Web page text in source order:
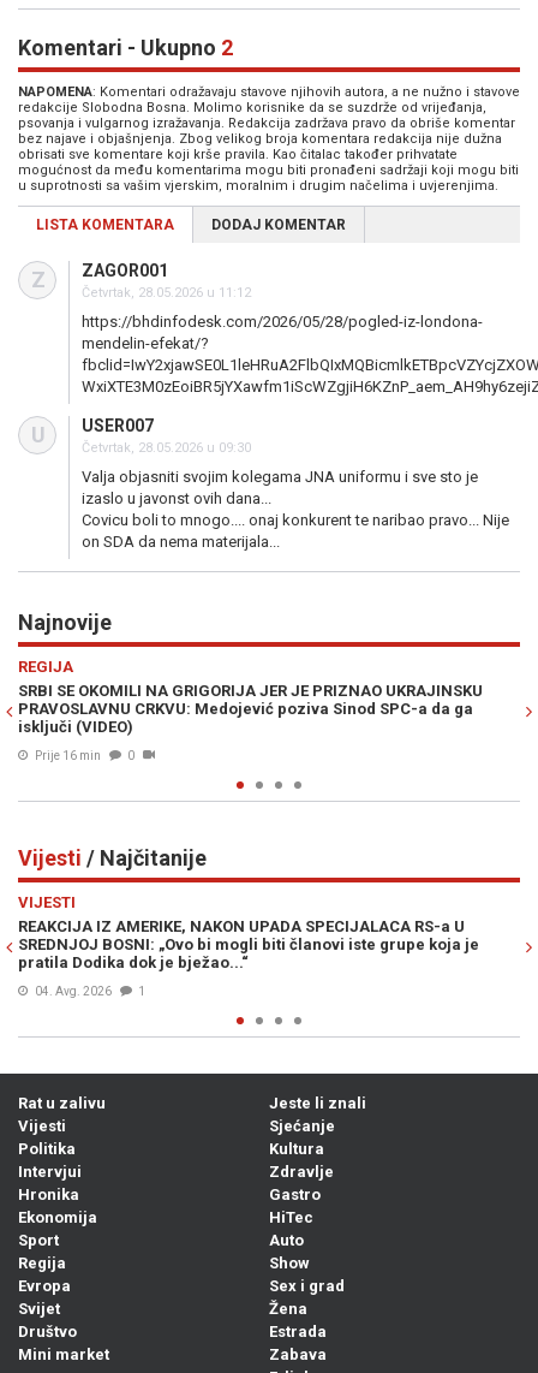
Komentari - Ukupno 2
NAPOMENA: Komentari odražavaju stavove njihovih autora, a ne nužno i stavove
redakcije Slobodna Bosna. Molimo korisnike da se suzdrže od vrijeđanja,
psovanja i vulgarnog izražavanja. Redakcija zadržava pravo da obriše komentar
bez najave i objašnjenja. Zbog velikog broja komentara redakcija nije dužna
obrisati sve komentare koji krše pravila. Kao čitalac također prihvatate
mogućnost da među komentarima mogu biti pronađeni sadržaji koji mogu biti
u suprotnosti sa vašim vjerskim, moralnim i drugim načelima i uvjerenjima.
LISTA KOMENTARA DODAJ KOMENTAR
Z ZAGOR001
Četvrtak, 28.05.2026 u 11:12
https://bhdinfodesk.com/2026/05/28/pogled-iz-londona-
mendelin-efekat/?
U USER007
Četvrtak, 28.05.2026 u 09:30
Valja objasniti svojim kolegama JNA uniformu i sve sto je
izaslo u javonst ovih dana...
Covicu boli to mnogo.... onaj konkurent te naribao pravo... Nije
on SDA da nema materijala...
Najnovije
JER JE PRIZNAO UKRAJINSKU
poziva Sinod SPC-a da ga
DA LI JE BIO S DODIKOM?: Louis
sastanke i s predstavnicima vlasti
Vijesti / Najčitanije
UPADA SPECIJALACA RS-a U
biti članovi iste grupe koja je
MUK U MOSTARU: Članica
Željka Cvijanović vojno-
Rat u zalivu
Vijesti
Politika
Intervjui
Hronika
Ekonomija
Sport
Regija
Evropa
Svijet
Društvo
Mini market
Jeste li znali
Sjećanje
Kultura
Zdravlje
Gastro
HiTec
Auto
Show
Sex i grad
Žena
Estrada
Zabava